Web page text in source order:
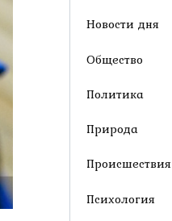
Новости дня
Общество
Политика
Природа
Происшествия
Психология